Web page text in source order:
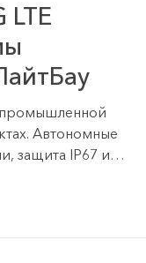
промышленной
Автономные
защита IP67 и